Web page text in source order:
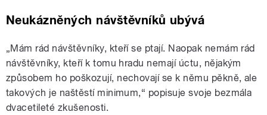
Neukázněných návštěvníků ubývá
„Mám rád návštěvníky, kteří se ptají. Naopak nemám rád
návštěvníky, kteří k tomu hradu nemají úctu, nějakým
způsobem ho poškozují, nechovají se k němu pěkně, ale
takových je naštěstí minimum,“ popisuje svoje bezmála
dvacetileté zkušenosti.